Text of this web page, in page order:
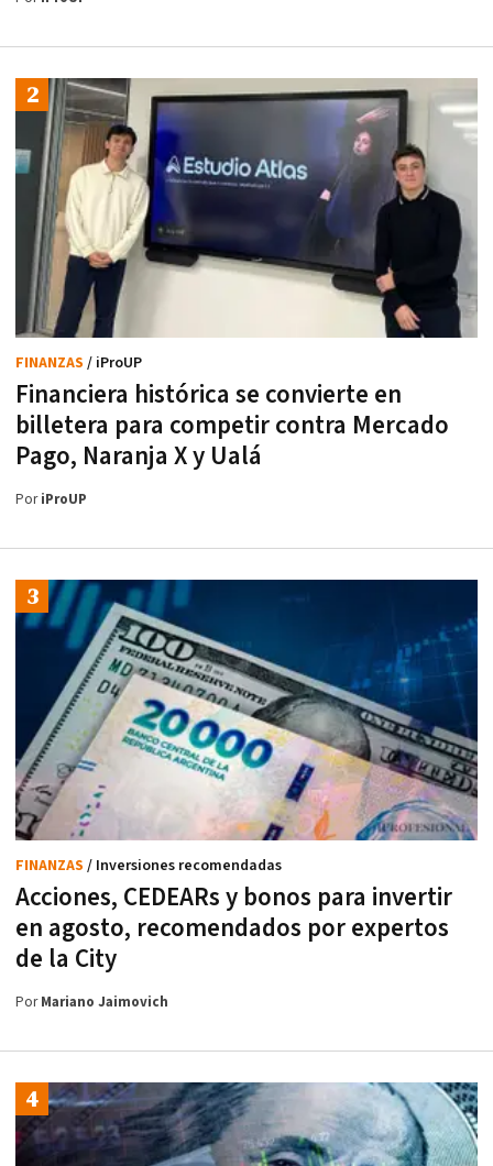
Financiera histórica se convierte en
billetera para competir contra Mercado
Pago, Naranja X y Ualá
FINANZAS / iProUP
PoriProUP
Acciones, CEDEARs y bonos para invertir
en agosto, recomendados por expertos
de la City
FINANZAS / Inversiones recomendadas
PorMariano Jaimovich